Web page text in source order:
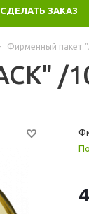
ЗАКАЗ
Фирменный пакет
/
4